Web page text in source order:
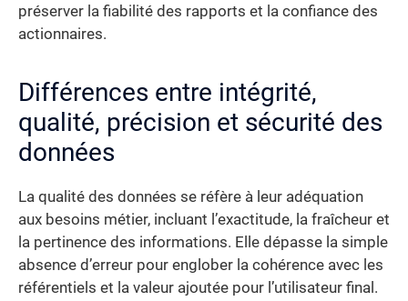
préserver la fiabilité des rapports et la confiance des
actionnaires.
Différences entre intégrité,
qualité, précision et sécurité des
données
La qualité des données se réfère à leur adéquation
aux besoins métier, incluant l’exactitude, la fraîcheur et
la pertinence des informations. Elle dépasse la simple
absence d’erreur pour englober la cohérence avec les
référentiels et la valeur ajoutée pour l’utilisateur final.